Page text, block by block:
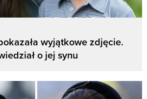
wyjątkowe zdjęcie.
o jej synu